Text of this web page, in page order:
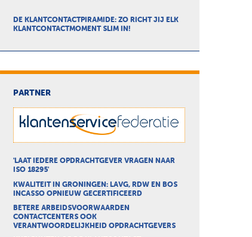
DE KLANTCONTACTPIRAMIDE: ZO RICHT JIJ ELK
KLANTCONTACTMOMENT SLIM IN!
PARTNER
'LAAT IEDERE OPDRACHTGEVER VRAGEN NAAR
ISO 18295'
KWALITEIT IN GRONINGEN: LAVG, RDW EN BOS
INCASSO OPNIEUW GECERTIFICEERD
BETERE ARBEIDSVOORWAARDEN
CONTACTCENTERS OOK
VERANTWOORDELIJKHEID OPDRACHTGEVERS